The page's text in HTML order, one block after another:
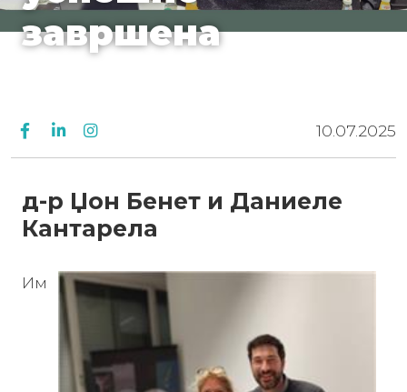
завршена
10.07.2025
д-р Џон Бенет и Даниеле
Кантарела
Им